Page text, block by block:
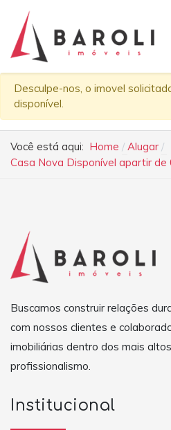
Desculpe-nos, o imovel
disponível.
Você está aqui: Home
Alugar
Casa Nova Disponível apartir
Buscamos construir relações
com nossos clientes e
imobiliárias dentro dos mais
profissionalismo.
Institucional